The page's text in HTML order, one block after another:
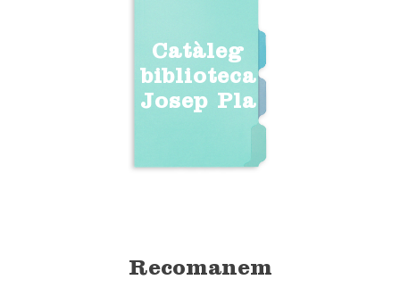
Catàleg
biblioteca
Josep Pla
Recomanem